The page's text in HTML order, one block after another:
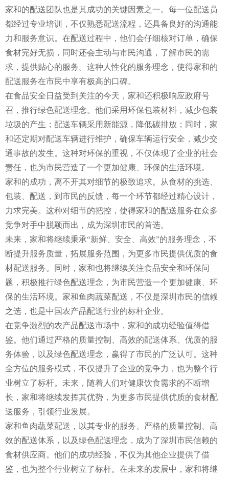
家和的配送团队也是其成功的关键因素之一。每一位配送员
都经过专业培训，不仅熟悉配送流程，还具备良好的沟通能
力和服务意识。在配送过程中，他们会仔细核对订单，确保
食材完好无损，同时还会主动与市民沟通，了解市民的需
求，提供贴心的服务。这种人性化的服务理念，使得家和的
配送服务在市民中享有极高的口碑。
在食品安全日益受到关注的今天，家和还积极响应政府号
召，推行绿色配送理念。他们采用环保包装材料，减少包装
垃圾的产生；配送车辆采用新能源，降低碳排放；同时，家
和还定期对配送车辆进行维护，确保车辆运行安全，减少交
通事故的发生。这种对环保的重视，不仅体现了企业的社会
责任，也为市民营造了一个更加健康、环保的生活环境。
家和的成功，离不开其对细节的极致追求。从食材的挑选、
包装、配送，到市民的反馈，每一个环节都经过精心设计，
力求完美。这种对细节的把控，使得家和的配送服务在众多
竞争对手中脱颖而出，成为深圳市民的首选。
未来，家和将继续秉承“新鲜、安全、高效”的服务理念，不
断提升服务质量，拓展服务范围，为更多市民提供优质的食
材配送服务。同时，家和也将继续关注食品安全和环保问
题，积极推行绿色配送理念，为市民营造一个更加健康、环
保的生活环境。家和鱼肉蔬菜配送，不仅是深圳市民的信赖
之选，也是中国农产品配送行业的标杆企业。
在竞争激烈的农产品配送市场中，家和的成功经验值得借
鉴。他们通过严格的质量控制、高效的配送体系、优质的服
务体验，以及绿色配送理念，赢得了市民的广泛认可。这种
全方位的服务模式，不仅提升了企业的竞争力，也为整个行
业树立了标杆。未来，随着人们对健康饮食需求的不断增
长，家和将继续发挥其优势，为更多市民提供优质的食材配
送服务，引领行业发展。
家和鱼肉蔬菜配送，以其专业的服务、严格的质量控制、高
效的配送体系，以及绿色配送理念，成为了深圳市民信赖的
食材供应商。他们的成功经验，不仅为其他企业提供了借
鉴，也为整个行业树立了标杆。在未来的发展中，家和将继